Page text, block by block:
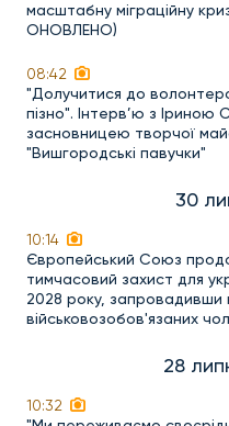
масштабну міграційну
ОНОВЛЕНО)
08:42
"Долучитися до
пізно". Інтерв’ю з Іриною
засновницею творчої
"Вишгородські павучки"
30
10:14
Європейський Союз
тимчасовий захист для
2028 року, запровадивши
військовозобов'язаних
28
10:32